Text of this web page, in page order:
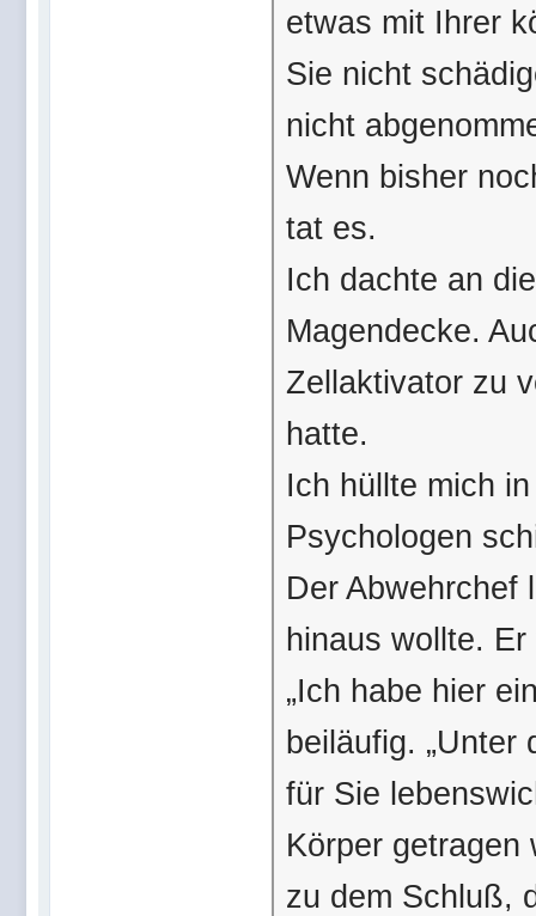
etwas mit Ihrer
Sie nicht
nicht
Wenn bisher
tat es.
Ich dachte an
Magendecke.
Zellaktivator zu
hatte.
Ich hüllte mich
Psychologen
Der Abwehrchef
hinaus wollte.
„Ich habe hier
beiläufig. „Unter
für Sie
Körper getragen
zu dem Schluß,